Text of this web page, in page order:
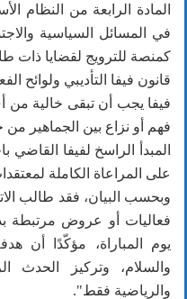
المادة الرابعة من النظام
في المسائل السياسية
كمنصة للترويج لقضايا ذات
قانون فيفا التأديبي ولوائح
فيفا يجب أن تبقى خالية من
فهم أو نزاع بين الجماهير من
المبدأ الراسخ لفيفا القاضي
على المراعاة الكاملة
وبحسب البيان، فقد طالب
فعاليات أو عروض مرتبطة
يوم المباراة، مؤكّدًا أن
والسلام، وتركيز الحدث
والرياضية فقط".